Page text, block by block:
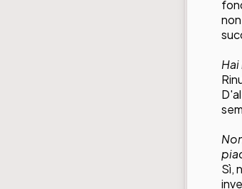
Sì,